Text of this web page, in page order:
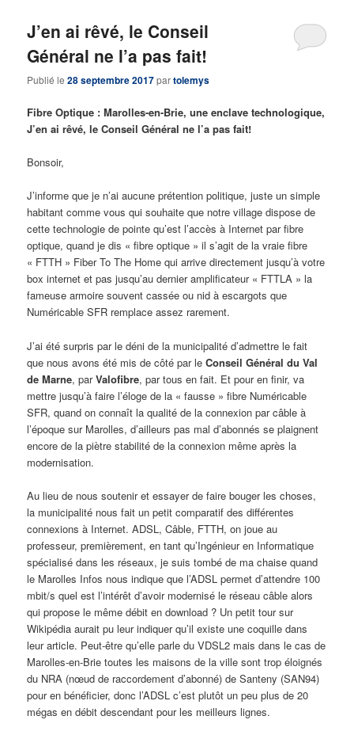
J’en ai rêvé, le Conseil
Général ne l’a pas fait!
Publié le28 septembre 2017partolemys
Fibre Optique : Marolles-en-Brie, une enclave technologique,
J’en ai rêvé, le Conseil Général ne l’a pas fait!
Bonsoir,
J’informe que je n’ai aucune prétention politique, juste un simple
habitant comme vous qui souhaite que notre village dispose de
cette technologie de pointe qu’est l’accès à Internet par fibre
optique, quand je dis « fibre optique » il s’agit de la vraie fibre
« FTTH » Fiber To The Home qui arrive directement jusqu’à votre
box internet et pas jusqu’au dernier amplificateur « FTTLA » la
fameuse armoire souvent cassée ou nid à escargots que
Numéricable SFR remplace assez rarement.
J’ai été surpris par le déni de la municipalité d’admettre le fait
que nous avons été mis de côté par leConseil Général du Val
de Marne, parValofibre, par tous en fait. Et pour en finir, va
mettre jusqu’à faire l’éloge de la « fausse » fibre Numéricable
SFR, quand on connaît la qualité de la connexion par câble à
l’époque sur Marolles, d’ailleurs pas mal d’abonnés se plaignent
encore de la piètre stabilité de la connexion même après la
modernisation.
Au lieu de nous soutenir et essayer de faire bouger les choses,
la municipalité nous fait un petit comparatif des différentes
connexions à Internet. ADSL, Câble, FTTH, on joue au
professeur, premièrement, en tant qu’Ingénieur en Informatique
spécialisé dans les réseaux, je suis tombé de ma chaise quand
le Marolles Infos nous indique que l’ADSL permet d’attendre 100
mbit/s quel est l’intérêt d’avoir modernisé le réseau câble alors
qui propose le même débit en download ? Un petit tour sur
Wikipédia aurait pu leur indiquer qu’il existe une coquille dans
leur article. Peut-être qu’elle parle du VDSL2 mais dans le cas de
Marolles-en-Brie toutes les maisons de la ville sont trop éloignés
du NRA (nœud de raccordement d’abonné) de Santeny (SAN94)
pour en bénéficier, donc l’ADSL c’est plutôt un peu plus de 20
mégas en débit descendant pour les meilleurs lignes.